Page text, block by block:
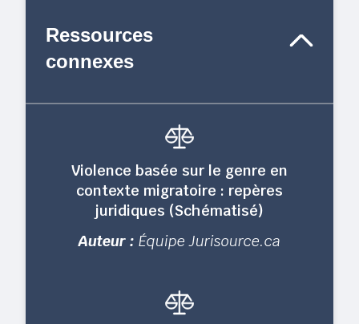
Ressources
connexes
Violence basée sur le genre en
contexte migratoire : repères
juridiques (Schématisé)
Auteur : Équipe Jurisource.ca